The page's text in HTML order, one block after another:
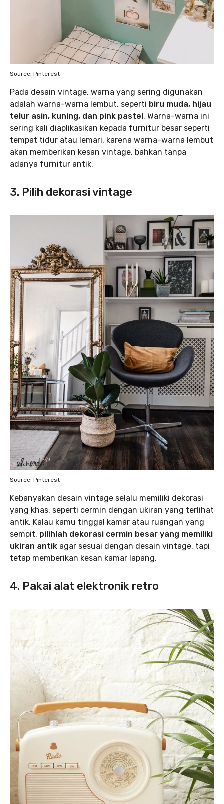
Source: Pinterest
Pada desain vintage, warna yang sering digunakan
adalah warna-warna lembut, seperti biru muda, hijau
telur asin, kuning, dan pink pastel. Warna-warna ini
sering kali diaplikasikan kepada furnitur besar seperti
tempat tidur atau lemari, karena warna-warna lembut
akan memberikan kesan vintage, bahkan tanpa
adanya furnitur antik.
3. Pilih dekorasi vintage
Source: Pinterest
Kebanyakan desain vintage selalu memiliki dekorasi
yang khas, seperti cermin dengan ukiran yang terlihat
antik. Kalau kamu tinggal kamar atau ruangan yang
sempit, pilihlah dekorasi cermin besar yang memiliki
ukiran antik agar sesuai dengan desain vintage, tapi
tetap memberikan kesan kamar lapang.
4. Pakai alat elektronik retro